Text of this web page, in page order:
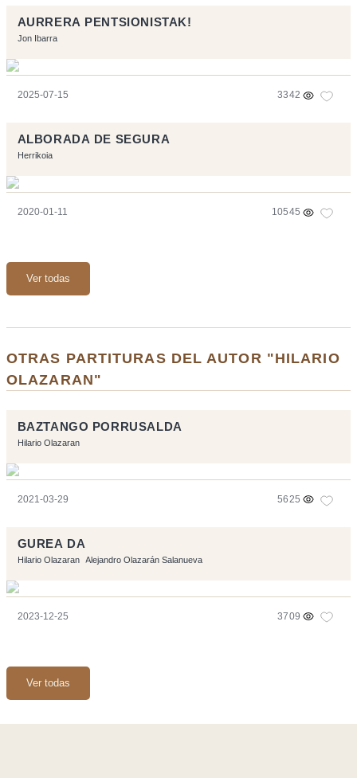
AURRERA PENTSIONISTAK!
Jon Ibarra
2025-07-15 3342
ALBORADA DE SEGURA
Herrikoia
2020-01-11 10545
Ver todas
OTRAS PARTITURAS DEL AUTOR "HILARIO
OLAZARAN"
BAZTANGO PORRUSALDA
Hilario Olazaran
2021-03-29 5625
GUREA DA
Hilario Olazaran Alejandro Olazarán Salanueva
2023-12-25 3709
Ver todas